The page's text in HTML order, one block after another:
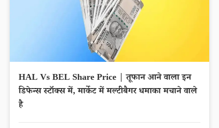
HAL Vs BEL Share Price | तूफान आने वाला इन
डिफेन्स स्टॉक्स में, मार्केट में मल्टीबैगर धमाका मचाने वाले
है